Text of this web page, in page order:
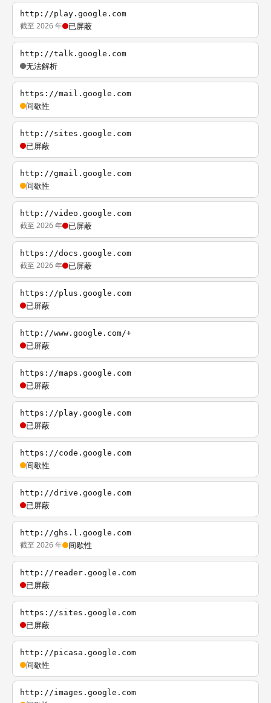
http://play.google.com
截至 2026 年 已屏蔽
http://talk.google.com
无法解析
https://mail.google.com
间歇性
http://sites.google.com
已屏蔽
http://gmail.google.com
间歇性
http://video.google.com
截至 2026 年 已屏蔽
https://docs.google.com
截至 2026 年 已屏蔽
https://plus.google.com
已屏蔽
http://www.google.com/+
已屏蔽
https://maps.google.com
已屏蔽
https://play.google.com
已屏蔽
https://code.google.com
间歇性
http://drive.google.com
已屏蔽
http://ghs.l.google.com
截至 2026 年 间歇性
http://reader.google.com
已屏蔽
https://sites.google.com
已屏蔽
http://picasa.google.com
间歇性
http://images.google.com